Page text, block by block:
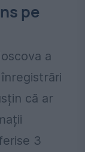
pe
a
că ar
3